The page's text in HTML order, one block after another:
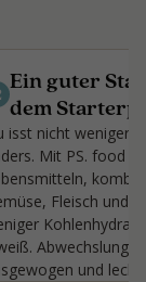
Ein guter
dem
isst nicht weniger,
Mit PS. food
Fleisch und
und